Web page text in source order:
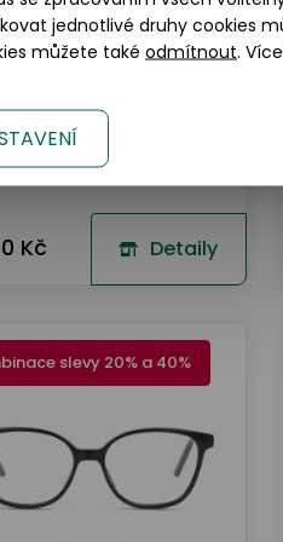
Seen
SNDT11
Kč Detaily
slevy 20% a 40%
jednotlivé druhy cookies
můžete také odmítnout.